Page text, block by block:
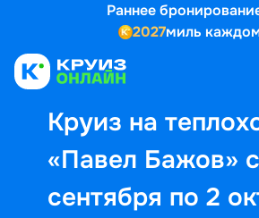
Раннее
2027миль
Круиз на
«Павел Бажов»
сентября по 2
Выбор кают